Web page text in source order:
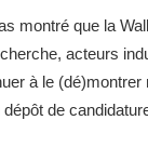
montré que la
acteurs
à le
de